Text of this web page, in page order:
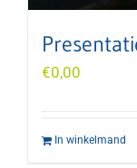
€0,00
In winkelmand